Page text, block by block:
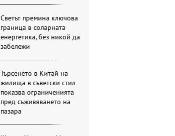
Светът премина ключова
граница в соларната
енергетика, без никой да
забележи
Търсенето в Китай на
жилища в съветски стил
показва ограниченията
пред съживяването на
пазара